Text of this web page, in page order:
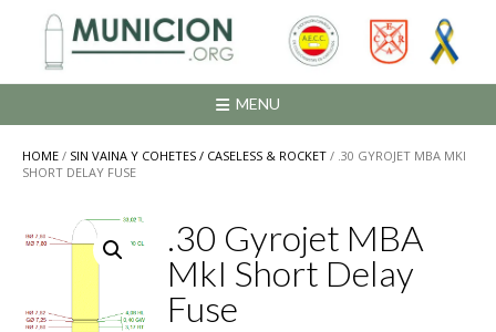
contenido
MENU
HOME / SIN VAINA Y COHETES / CASELESS & ROCKET / .30 GYROJET MBA MKI
SHORT DELAY FUSE
.30 Gyrojet MBA
MkI Short Delay
Fuse